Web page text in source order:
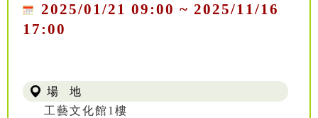
2025/01/21 09:00 ~ 2025/11/16
17:00
場 地
工藝文化館1樓